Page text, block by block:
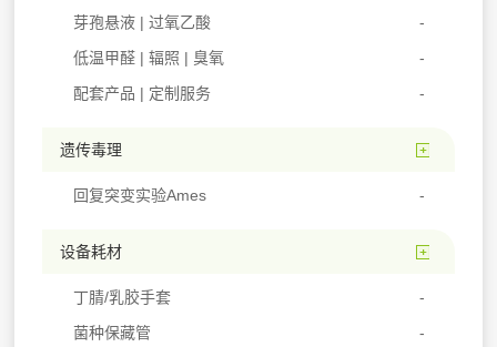
芽孢悬液 | 过氧乙酸
低温甲醛 | 辐照 | 臭氧
配套产品 | 定制服务
遗传毒理
回复突变实验Ames
设备耗材
丁腈/乳胶手套
菌种保藏管